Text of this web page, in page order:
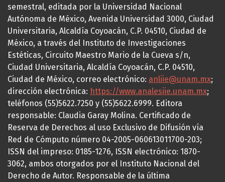
semestral, editada por la Universidad Nacional
Autónoma de México, Avenida Universidad 3000, Ciudad
Universitaria, Alcaldía Coyoacán, C.P. 04510, Ciudad de
México, a través del Instituto de Investigaciones
Estéticas, Circuito Maestro Mario de la Cueva s/n,
Ciudad Universitaria, Alcaldía Coyoacán, C.P. 04510,
Ciudad de México, correo electrónico: anliie@unam.mx;
dirección electrónica: https://www.analesiie.unam.mx;
teléfonos (55)5622.7250 y (55)5622.6999. Editora
responsable: Claudia Garay Molina. Certificado de
Reserva de Derechos al uso Exclusivo de Difusión vía
Red de Cómputo número 04-2005-060613011700-203;
ISSN del impreso: 0185-1276, ISSN electrónico: 1870-
3062, ambos otorgados por el Instituto Nacional del
Derecho de Autor. Responsable de la última